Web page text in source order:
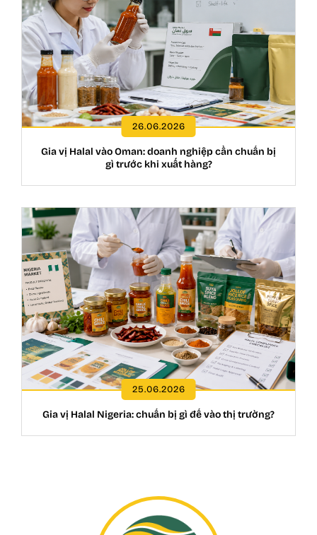
26.06.2026
Gia vị Halal vào Oman: doanh nghiệp cần chuẩn bị
gì trước khi xuất hàng?
25.06.2026
Gia vị Halal Nigeria: chuẩn bị gì để vào thị trường?